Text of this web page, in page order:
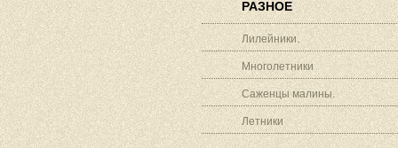
РАЗНОЕ
Лилейники.
Многолетники
Саженцы малины.
Летники